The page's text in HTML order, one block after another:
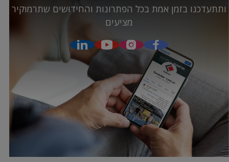
ותתעדכנו בזמן אמת בכל הפתרונות והחידושים שתרמוקיר
מציעים